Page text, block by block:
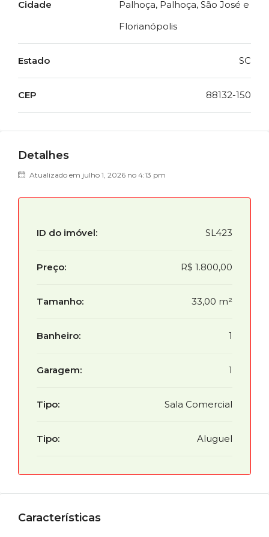
Cidade
Palhoça, Palhoça, São José e
Florianópolis
Estado SC
CEP 88132-150
Detalhes
Atualizado em julho 1, 2026 no 4:13 pm
ID do imóvel: SL423
Preço: R$ 1.800,00
Tamanho: 33,00 m²
Banheiro: 1
Garagem: 1
Tipo: Sala Comercial
Tipo: Aluguel
Características